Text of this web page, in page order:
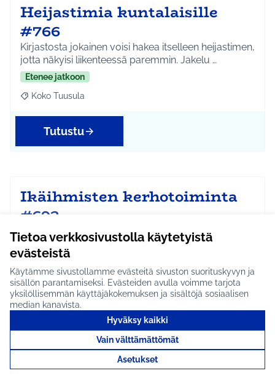
Tietoa verkkosivustolla käytetyistä
evästeistä
Käytämme sivustollamme evästeitä sivuston suorituskyvyn ja
sisällön parantamiseksi. Evästeiden avulla voimme tarjota
yksilöllisemmän käyttäjäkokemuksen ja sisältöjä sosiaalisen
median kanavista.
Hyväksy kaikki
Vain välttämättömät
Asetukset
Heijastimia kuntalaisille
#766
Kirjastosta jokainen voisi hakea itselleen heijastimen,
jotta näkyisi liikenteessä paremmin. Jakelu …
Etenee jatkoon
Rajaa tulokset aihepiirin mukaan: Koko Tuusula
Koko Tuusula
Tutustu
Ikäihmisten kerhotoiminta
#693
Vanhusten vapaa-ajan toimintaa, jossa voisi
kahvitella ja vaihtaa kuulumisia. Voisi olla myös
jonkun…
Etenee jatkoon
Rajaa tulokset aihepiirin mukaan: Hyrylä
Hyrylä
Tutustu